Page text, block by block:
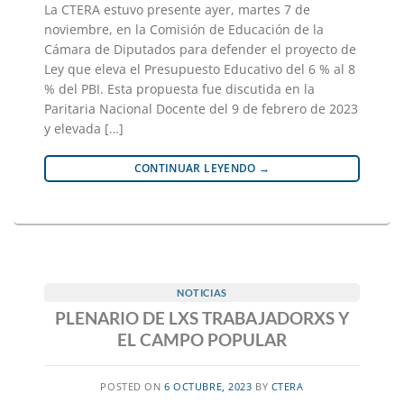
La CTERA estuvo presente ayer, martes 7 de
noviembre, en la Comisión de Educación de la
Cámara de Diputados para defender el proyecto de
Ley que eleva el Presupuesto Educativo del 6 % al 8
% del PBI. Esta propuesta fue discutida en la
Paritaria Nacional Docente del 9 de febrero de 2023
y elevada […]
CONTINUAR LEYENDO →
NOTICIAS
PLENARIO DE LXS TRABAJADORXS Y
EL CAMPO POPULAR
POSTED ON6 OCTUBRE, 2023 BY CTERA